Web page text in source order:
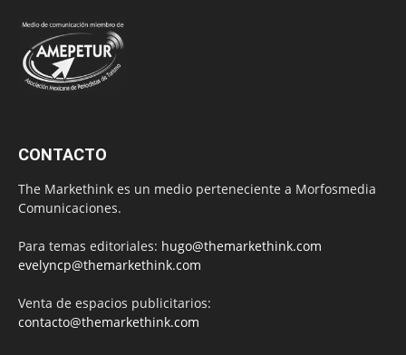
CONTACTO
The Markethink es un medio perteneciente a Morfosmedia
Comunicaciones.
Para temas editoriales: hugo@themarkethink.com
evelyncp@themarkethink.com
Venta de espacios publicitarios:
contacto@themarkethink.com